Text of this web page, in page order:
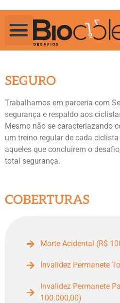
SEGURO
Trabalhamos em parceria com
segurança e respaldo aos
Mesmo não se caracteriazando
um treino regular de cada
aqueles que concluirem o
total segurança.
COBERTURAS
Morte Acidental (R$
Invalidez Permanete
Invalidez Permanete
100.000,00)